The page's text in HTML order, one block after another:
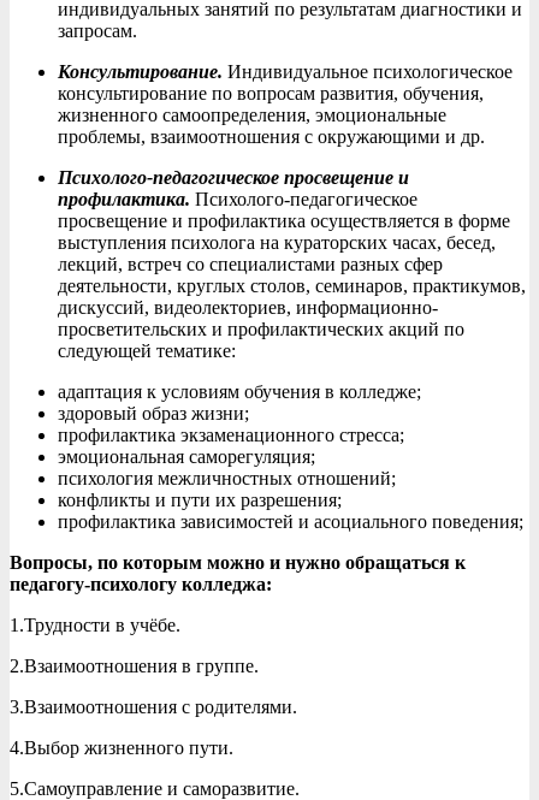
индивидуальных занятий по результатам диагностики и
запросам.
Консультирование. Индивидуальное психологическое
консультирование по вопросам развития, обучения,
жизненного самоопределения, эмоциональные
проблемы, взаимоотношения с окружающими и др.
Психолого-педагогическое просвещение и
профилактика. Психолого-педагогическое
просвещение и профилактика осуществляется в форме
выступления психолога на кураторских часах, бесед,
лекций, встреч со специалистами разных сфер
деятельности, круглых столов, семинаров, практикумов,
дискуссий, видеолекториев, информационно-
просветительских и профилактических акций по
следующей тематике:
адаптация к условиям обучения в колледже;
здоровый образ жизни;
профилактика экзаменационного стресса;
эмоциональная саморегуляция;
психология межличностных отношений;
конфликты и пути их разрешения;
профилактика зависимостей и асоциального поведения;
Вопросы, по которым можно и нужно обращаться к
педагогу-психологу колледжа:
1.Трудности в учёбе.
2.Взаимоотношения в группе.
3.Взаимоотношения с родителями.
4.Выбор жизненного пути.
5.Самоуправление и саморазвитие.